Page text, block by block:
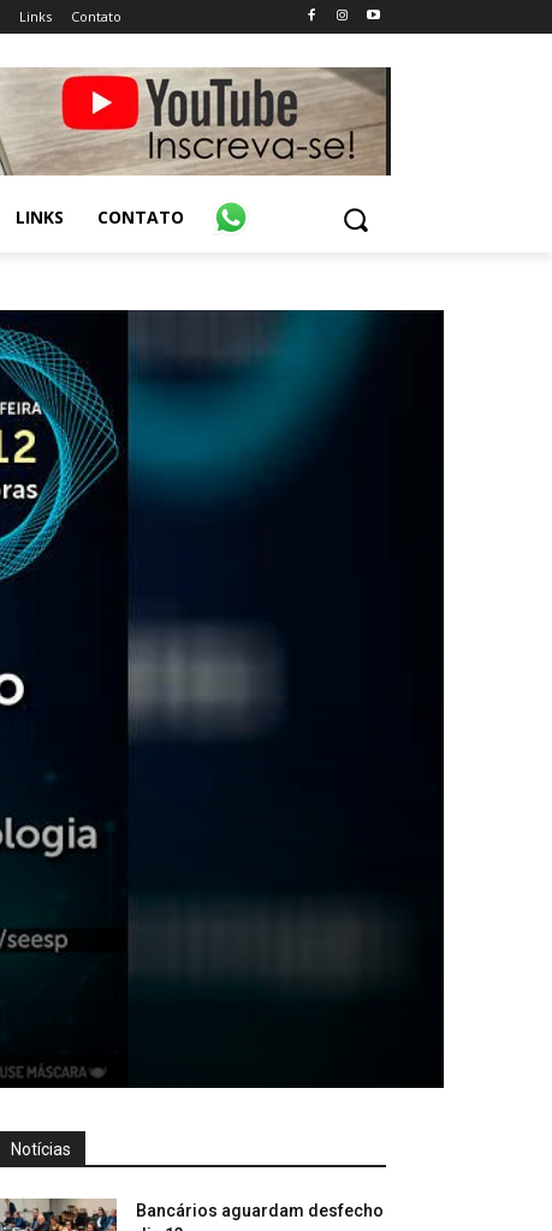
Links Contato
LINKS CONTATO
Notícias
Bancários aguardam desfecho